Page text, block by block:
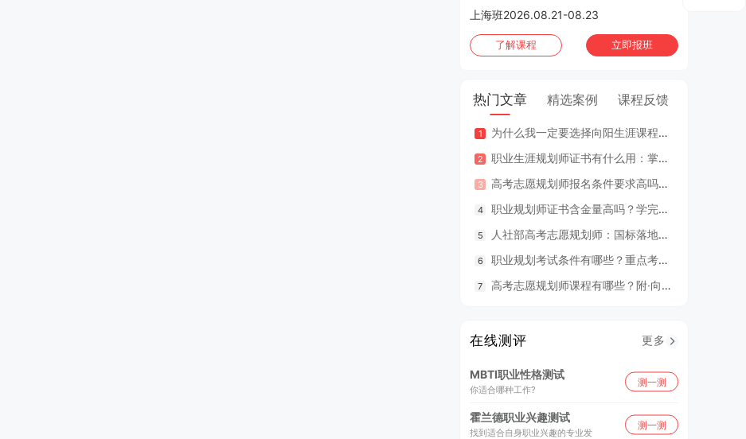
上海班2026.08.21-08.23
了解课程 立即报班
热门文章 精选案例 课程反馈
为什么我一定要选择向阳生涯课程体系？七大核心理由
职业生涯规划师证书有什么用：掌握专业知识与技能，助人也助己！
高考志愿规划师报名条件要求高吗？专业认证在哪里考？
职业规划师证书含金量高吗？学完好找工作吗？
人社部高考志愿规划师：国标落地，从业标准更明确，持证执业不可少
职业规划考试条件有哪些？重点考什么？
高考志愿规划师课程有哪些？附·向阳生涯26年UAPM课程开班计划表
在线测评 更多
MBTI职业性格测试
你适合哪种工作?
测一测
霍兰德职业兴趣测试
找到适合自身职业兴趣的专业发
测一测